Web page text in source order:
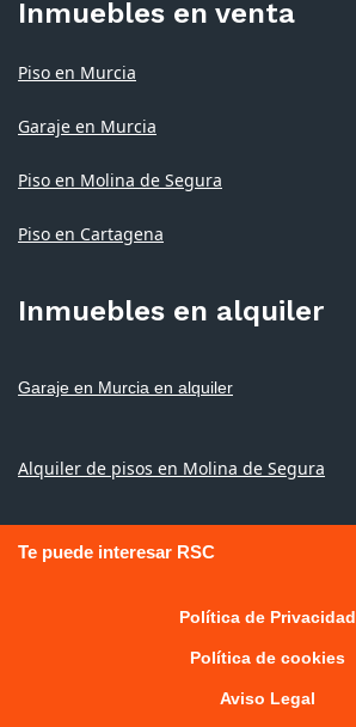
Inmuebles en venta
Piso en Murcia
Garaje en Murcia
Piso en Molina de Segura
Piso en Cartagena
Inmuebles en alquiler
Garaje en Murcia en alquiler
Alquiler de pisos en Molina de Segura
Te puede interesar RSC
Política de Privacidad
Política de cookies
Aviso Legal